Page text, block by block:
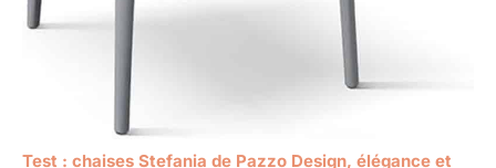
Test : chaises Stefania de Pazzo Design, élégance et